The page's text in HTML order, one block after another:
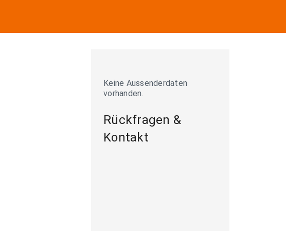
Keine Aussenderdaten
vorhanden.
Rückfragen &
Kontakt